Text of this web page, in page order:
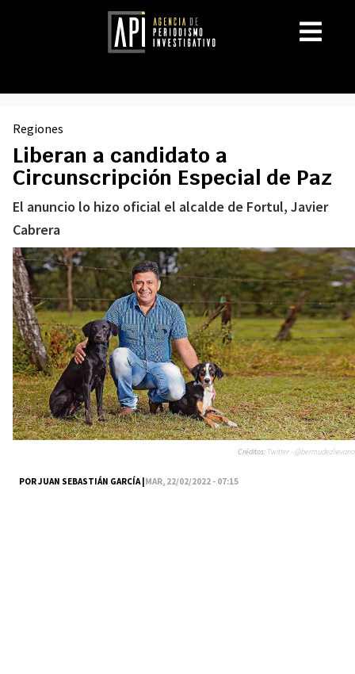
Regiones
Liberan a candidato a
Circunscripción Especial de Paz
El anuncio lo hizo oficial el alcalde de Fortul, Javier
Cabrera
POR JUAN SEBASTIÁN GARCÍA |MAR, 22/02/2022 - 07:15
Créditos: Twitter - @bermudezlievano